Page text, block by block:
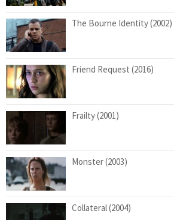
The Bourne Identity (2002)
Friend Request (2016)
Frailty (2001)
Monster (2003)
Collateral (2004)